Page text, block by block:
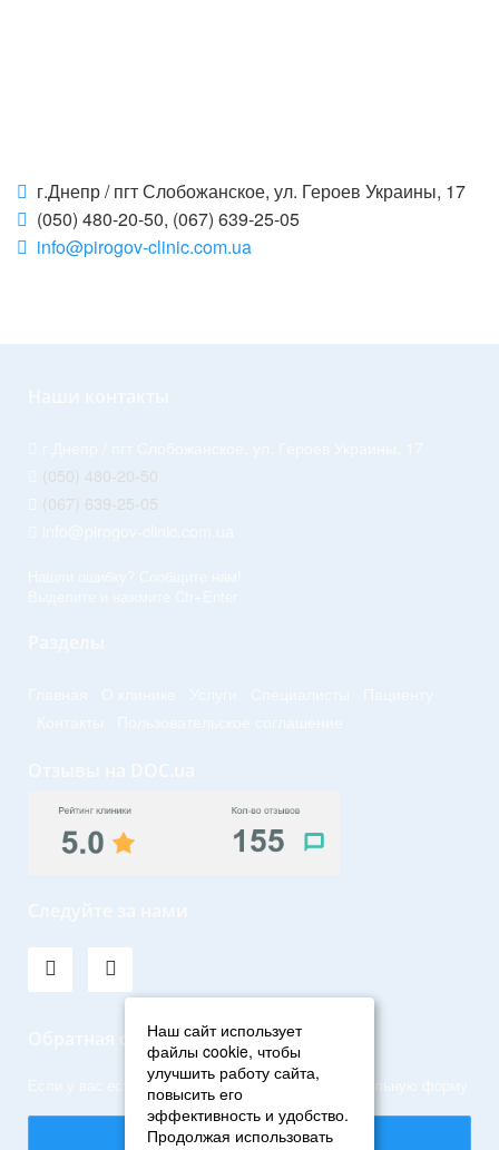
г.Днепр / пгт Слобожанское, ул. Героев Украины, 17
(050) 480-20-50, (067) 639-25-05
info@pirogov-clinic.com.ua
(050) 480-20-50
(067) 639-25-05
Обратная связь
Если у вас есть вопросы, задайте их через специальную форму
Написать нам
Наш сайт использует
файлы cookie, чтобы
улучшить работу сайта,
повысить его
эффективность и удобство.
Продолжая использовать